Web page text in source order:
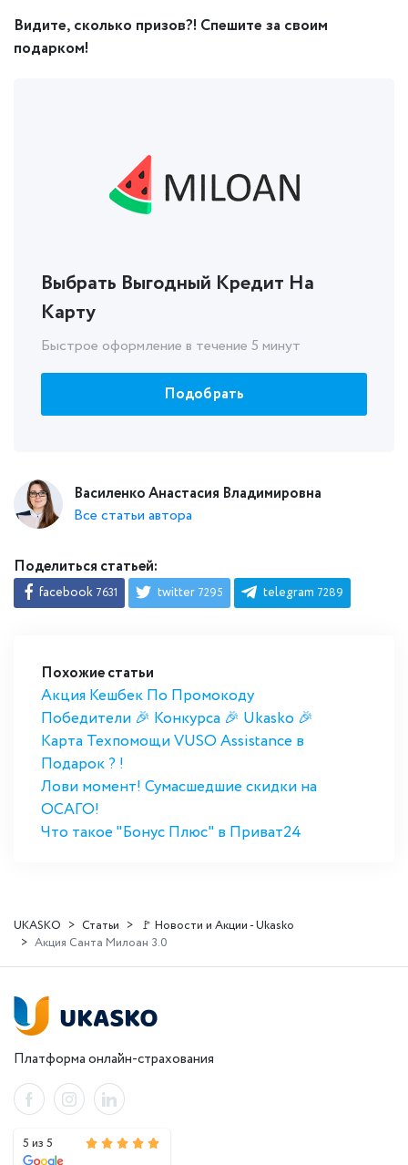
Похожие статьи
Акция Кешбек По Промокоду
Победители 🎉 Конкурса 🎉 Ukasko 🎉
Карта Техпомощи VUSO Assistance в
Подарок ? !
Лови момент! Сумасшедшие скидки на
ОСАГО!
Что такое "Бонус Плюс" в Приват24
Видите, сколько призов?! Спешите за своим
подарком!
Выбрать Выгодный Кредит На
Карту
Быстрое оформление в течение 5 минут
Подобрать
Василенко Анастасия Владимировна
Все статьи автора
Поделиться статьей:
facebook 7631 twitter 7295 telegram 7289
UKASKO Статьи
🚩 Новости и Акции - Ukasko
Акция Санта Милоан 3.0
Платформа онлайн-страхования
5 из 5